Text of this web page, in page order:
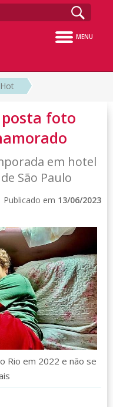
MENU
posta foto
em hotel
São Paulo
Publicado em 13/06/2023
Rio em 2022 e não se